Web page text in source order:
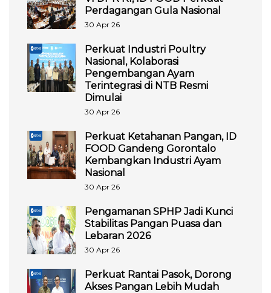
Perdagangan Gula Nasional
30 Apr 26
Perkuat Industri Poultry
Nasional, Kolaborasi
Pengembangan Ayam
Terintegrasi di NTB Resmi
Dimulai
30 Apr 26
Perkuat Ketahanan Pangan, ID
FOOD Gandeng Gorontalo
Kembangkan Industri Ayam
Nasional
30 Apr 26
Pengamanan SPHP Jadi Kunci
Stabilitas Pangan Puasa dan
Lebaran 2026
30 Apr 26
Perkuat Rantai Pasok, Dorong
Akses Pangan Lebih Mudah